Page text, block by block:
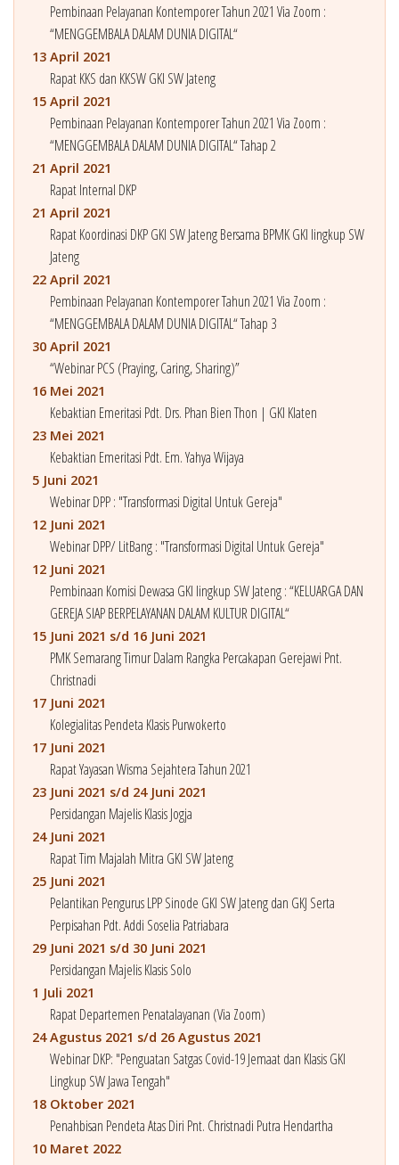
Pembinaan Pelayanan Kontemporer Tahun 2021 Via Zoom :
“MENGGEMBALA DALAM DUNIA DIGITAL“
13 April 2021
Rapat KKS dan KKSW GKI SW Jateng
15 April 2021
Pembinaan Pelayanan Kontemporer Tahun 2021 Via Zoom :
“MENGGEMBALA DALAM DUNIA DIGITAL“ Tahap 2
21 April 2021
Rapat Internal DKP
21 April 2021
Rapat Koordinasi DKP GKI SW Jateng Bersama BPMK GKI lingkup SW
Jateng
22 April 2021
Pembinaan Pelayanan Kontemporer Tahun 2021 Via Zoom :
“MENGGEMBALA DALAM DUNIA DIGITAL“ Tahap 3
30 April 2021
“Webinar PCS (Praying, Caring, Sharing)”
16 Mei 2021
Kebaktian Emeritasi Pdt. Drs. Phan Bien Thon | GKI Klaten
23 Mei 2021
Kebaktian Emeritasi Pdt. Em. Yahya Wijaya
5 Juni 2021
Webinar DPP : "Transformasi Digital Untuk Gereja"
12 Juni 2021
Webinar DPP/ LitBang : "Transformasi Digital Untuk Gereja"
12 Juni 2021
Pembinaan Komisi Dewasa GKI lingkup SW Jateng : “KELUARGA DAN
GEREJA SIAP BERPELAYANAN DALAM KULTUR DIGITAL“
15 Juni 2021 s/d 16 Juni 2021
PMK Semarang Timur Dalam Rangka Percakapan Gerejawi Pnt.
Christnadi
17 Juni 2021
Kolegialitas Pendeta Klasis Purwokerto
17 Juni 2021
Rapat Yayasan Wisma Sejahtera Tahun 2021
23 Juni 2021 s/d 24 Juni 2021
Persidangan Majelis Klasis Jogja
24 Juni 2021
Rapat Tim Majalah Mitra GKI SW Jateng
25 Juni 2021
Pelantikan Pengurus LPP Sinode GKI SW Jateng dan GKJ Serta
Perpisahan Pdt. Addi Soselia Patriabara
29 Juni 2021 s/d 30 Juni 2021
Persidangan Majelis Klasis Solo
1 Juli 2021
Rapat Departemen Penatalayanan (Via Zoom)
24 Agustus 2021 s/d 26 Agustus 2021
Webinar DKP: "Penguatan Satgas Covid-19 Jemaat dan Klasis GKI
Lingkup SW Jawa Tengah"
18 Oktober 2021
Penahbisan Pendeta Atas Diri Pnt. Christnadi Putra Hendartha
10 Maret 2022